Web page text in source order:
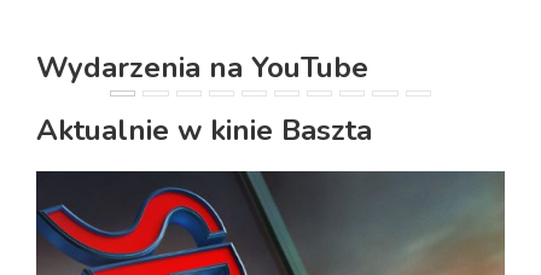
Wydarzenia na YouTube
PREVIOUS
Aktualnie w kinie Baszta